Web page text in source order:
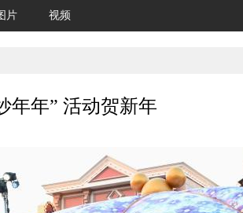
片 视频
年年” 活动贺新年